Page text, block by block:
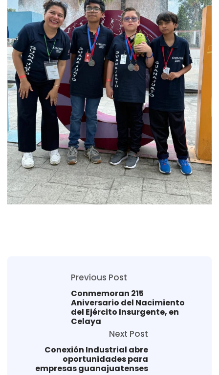
Previous Post
Conmemoran 215
Aniversario del Nacimiento
del Ejército Insurgente, en
Celaya
Next Post
Conexión Industrial abre
oportunidades para
empresas guanajuatenses